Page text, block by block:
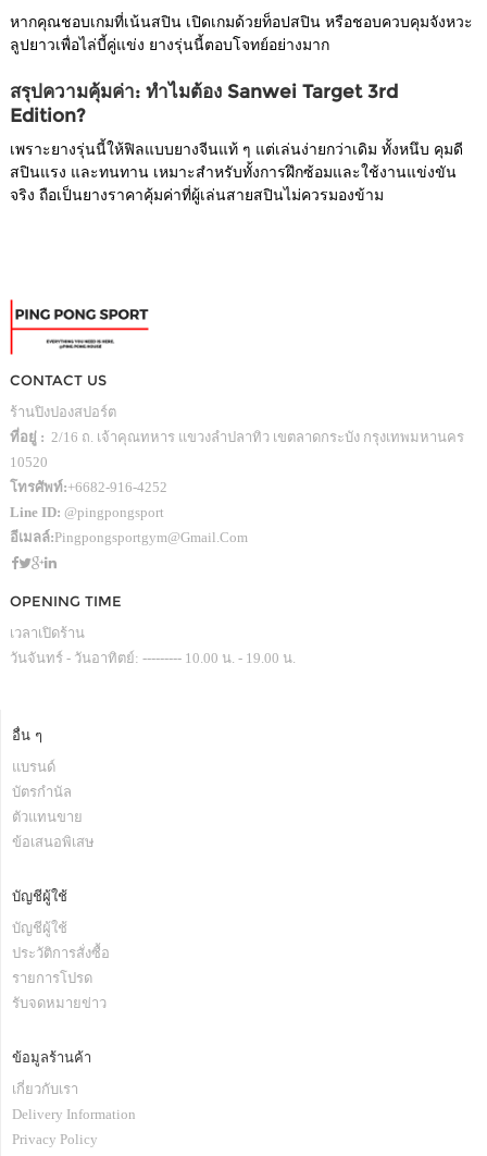
หากคุณชอบเกมที่เน้นสปิน เปิดเกมด้วยท็อปสปิน หรือชอบควบคุมจังหวะ
ลูปยาวเพื่อไล่บี้คู่แข่ง ยางรุ่นนี้ตอบโจทย์อย่างมาก
สรุปความคุ้มค่า: ทำไมต้อง Sanwei Target 3rd
Edition?
เพราะยางรุ่นนี้ให้ฟิลแบบยางจีนแท้ ๆ แต่เล่นง่ายกว่าเดิม ทั้งหนึบ คุมดี
สปินแรง และทนทาน เหมาะสำหรับทั้งการฝึกซ้อมและใช้งานแข่งขัน
จริง ถือเป็นยางราคาคุ้มค่าที่ผู้เล่นสายสปินไม่ควรมองข้าม
CONTACT US
ร้านปิงปองสปอร์ต
ที่อยู่ : 2/16 ถ. เจ้าคุณทหาร แขวงลำปลาทิว เขตลาดกระบัง กรุงเทพมหานคร
10520
โทรศัพท์:+6682-916-4252
Line ID: @pingpongsport
อีเมลล์:Pingpongsportgym@gmail.com
OPENING TIME
เวลาเปิดร้าน
วันจันทร์ - วันอาทิตย์: --------- 10.00 น. - 19.00 น.
อื่น ๆ
แบรนด์
บัตรกำนัล
ตัวแทนขาย
ข้อเสนอพิเสษ
บัญชีผู้ใช้
บัญชีผู้ใช้
ประวัติการสั่งซื้อ
รายการโปรด
รับจดหมายข่าว
ข้อมูลร้านค้า
เกี่ยวกับเรา
Delivery Information
Privacy Policy